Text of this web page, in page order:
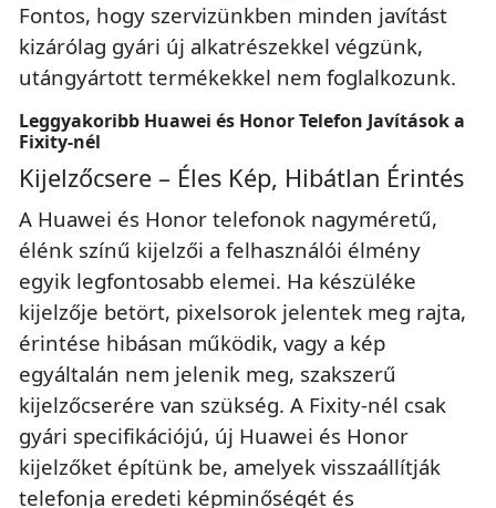
Fontos, hogy szervizünkben minden javítást
kizárólag gyári új alkatrészekkel végzünk,
utángyártott termékekkel nem foglalkozunk.
Leggyakoribb Huawei és Honor Telefon Javítások a
Fixity-nél
Kijelzőcsere – Éles Kép, Hibátlan Érintés
A Huawei és Honor telefonok nagyméretű,
élénk színű kijelzői a felhasználói élmény
egyik legfontosabb elemei. Ha készüléke
kijelzője betört, pixelsorok jelentek meg rajta,
érintése hibásan működik, vagy a kép
egyáltalán nem jelenik meg, szakszerű
kijelzőcserére van szükség. A Fixity-nél csak
gyári specifikációjú, új Huawei és Honor
kijelzőket építünk be, amelyek visszaállítják
telefonja eredeti képminőségét és